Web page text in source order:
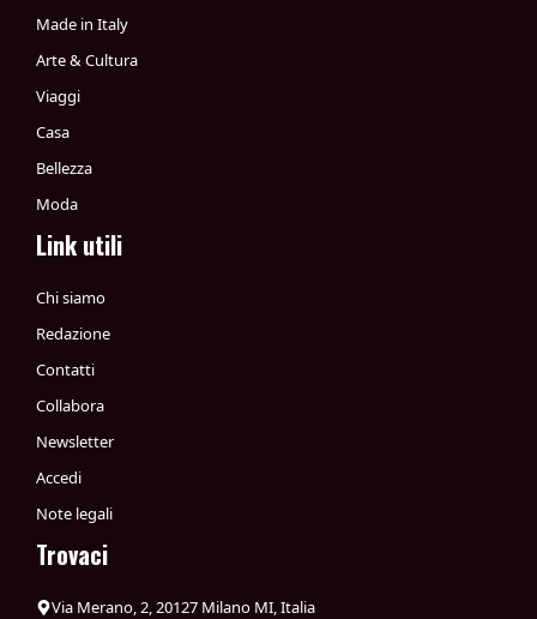
Made in Italy
Arte & Cultura
Viaggi
Casa
Bellezza
Moda
Link utili
Chi siamo
Redazione
Contatti
Collabora
Newsletter
Accedi
Note legali
Trovaci
Via Merano, 2, 20127 Milano MI, Italia